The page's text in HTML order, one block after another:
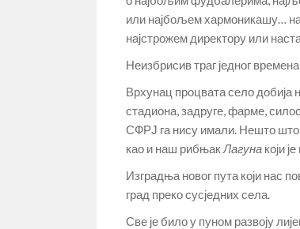
или најбољем хармоникашу…
најстрожем директору или
Неизбрисив траг једног
Врхунац процвата село добија
стадиона, задруге, фарме,
СФРЈ га нису имали. Нешто што
као и наш рибњакЛагуна који
Изградња новог пута који нас
град преко сусједних села.
Све је било у пуном развоју